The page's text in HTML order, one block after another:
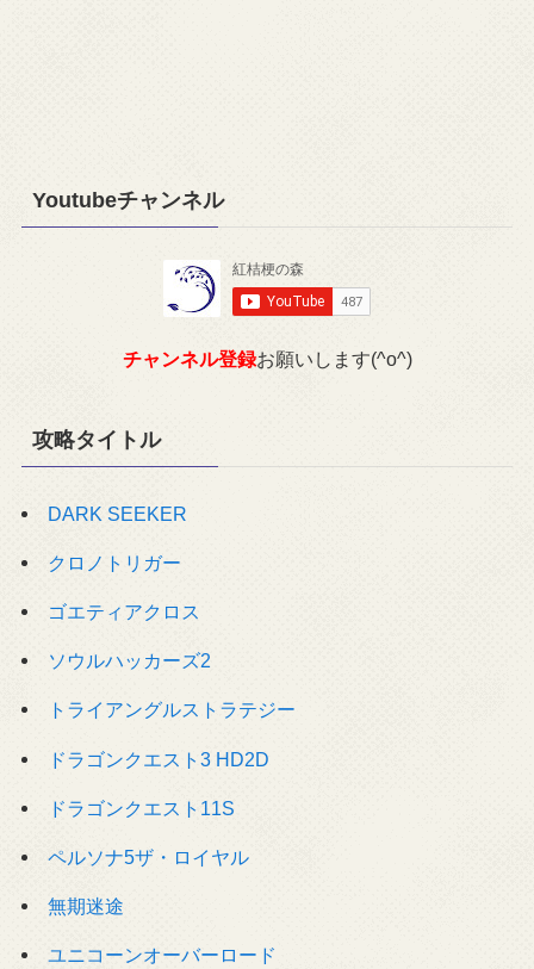
Youtubeチャンネル
チャンネル登録お願いします(^o^)
攻略タイトル
DARK SEEKER
クロノトリガー
ゴエティアクロス
ソウルハッカーズ2
トライアングルストラテジー
ドラゴンクエスト3 HD2D
ドラゴンクエスト11S
ペルソナ5ザ・ロイヤル
無期迷途
ユニコーンオーバーロード